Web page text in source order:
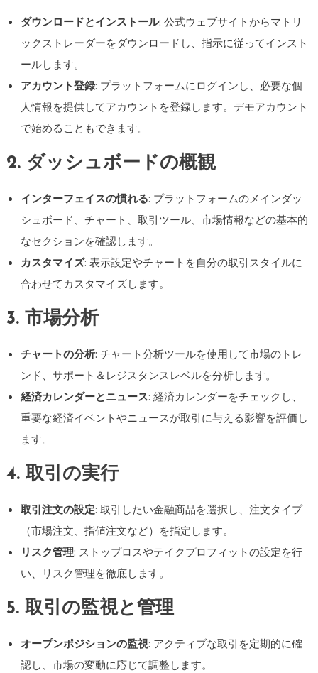
ダウンロードとインストール: 公式ウェブサイトからマトリ
ックストレーダーをダウンロードし、指示に従ってインスト
ールします。
アカウント登録: プラットフォームにログインし、必要な個
人情報を提供してアカウントを登録します。デモアカウント
で始めることもできます。
2. ダッシュボードの概観
インターフェイスの慣れる: プラットフォームのメインダッ
シュボード、チャート、取引ツール、市場情報などの基本的
なセクションを確認します。
カスタマイズ: 表示設定やチャートを自分の取引スタイルに
合わせてカスタマイズします。
3. 市場分析
チャートの分析: チャート分析ツールを使用して市場のトレ
ンド、サポート＆レジスタンスレベルを分析します。
経済カレンダーとニュース: 経済カレンダーをチェックし、
重要な経済イベントやニュースが取引に与える影響を評価し
ます。
4. 取引の実行
取引注文の設定: 取引したい金融商品を選択し、注文タイプ
（市場注文、指値注文など）を指定します。
リスク管理: ストップロスやテイクプロフィットの設定を行
い、リスク管理を徹底します。
5. 取引の監視と管理
オープンポジションの監視: アクティブな取引を定期的に確
認し、市場の変動に応じて調整します。